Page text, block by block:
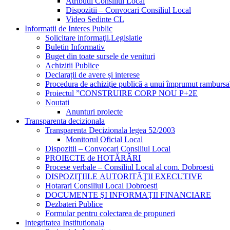
Dispozitii – Convocari Consiliul Local
Video Sedinte CL
Informatii de Interes Public
Solicitare informaţii.Legislatie
Buletin Informativ
Buget din toate sursele de venituri
Achizitii Publice
Declarații de avere și interese
Procedura de achiziție publică a unui împrumut
Proiectul ”CONSTRUIRE CORP NOU P+2E
Noutati
Anunturi proiecte
Transparenta decizionala
Transparenta Decizionala legea 52/2003
Monitorul Oficial Local
Dispozitii – Convocari Consiliul Local
PROIECTE de HOTĂRÂRI
Procese verbale – Consiliul Local al com. Dobroesti
DISPOZIŢIILE AUTORITĂŢII EXECUTIVE
Hotarari Consiliul Local Dobroesti
DOCUMENTE ŞI INFORMAŢII FINANCIARE
Dezbateri Publice
Formular pentru colectarea de propuneri
Integritatea Institutionala